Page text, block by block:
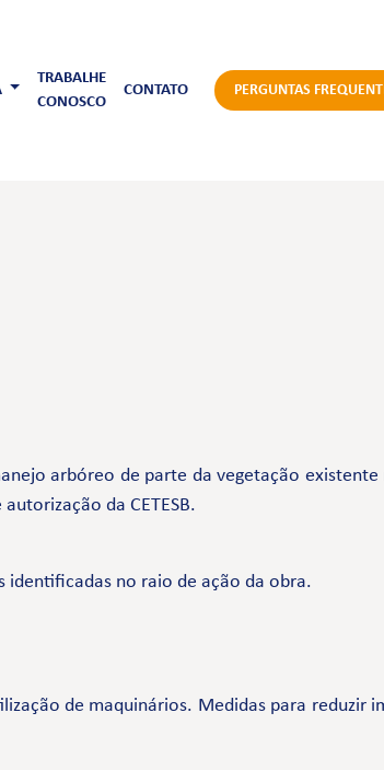
TRABALHE
CONOSCO
CONTATO PERGUNTAS
arbóreo de parte da vegetação existente
da CETESB.
identificadas no raio de ação da obra.
de maquinários. Medidas para reduzir